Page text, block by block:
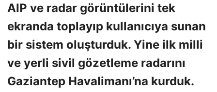
AIP ve radar görüntülerini tek
ekranda toplayıp kullanıcıya sunan
bir sistem oluşturduk. Yine ilk milli
ve yerli sivil gözetleme radarını
Gaziantep Havalimanı’na kurduk.